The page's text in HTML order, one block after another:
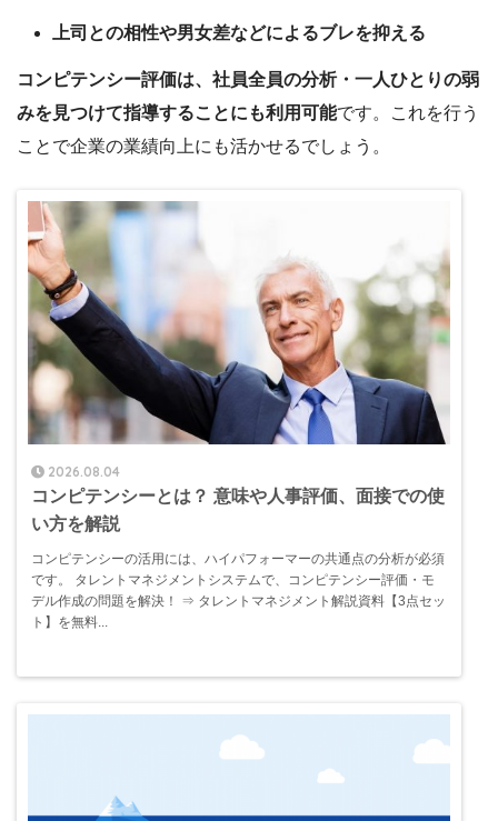
上司との相性や男女差などによるブレを抑える
コンピテンシー評価は、社員全員の分析・一人ひとりの弱
みを見つけて指導することにも利用可能です。これを行う
ことで企業の業績向上にも活かせるでしょう。
2026.08.04
コンピテンシーとは？ 意味や人事評価、面接での使
い方を解説
コンピテンシーの活用には、ハイパフォーマーの共通点の分析が必須
です。 タレントマネジメントシステムで、コンピテンシー評価・モ
デル作成の問題を解決！ ⇒ タレントマネジメント解説資料【3点セッ
ト】を無料...